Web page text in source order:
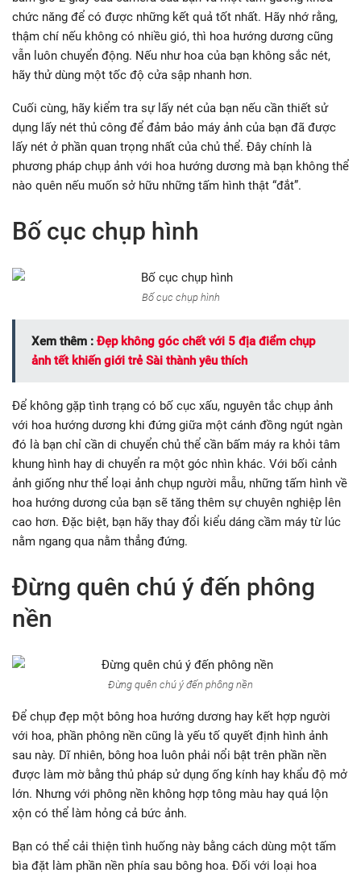
chức năng để có được những kết quả tốt nhất. Hãy nhớ rằng,
thậm chí nếu không có nhiều gió, thì hoa hướng dương cũng
vẫn luôn chuyển động. Nếu như hoa của bạn không sắc nét,
hãy thử dùng một tốc độ cửa sập nhanh hơn.
Cuối cùng, hãy kiểm tra sự lấy nét của bạn nếu cần thiết sử
dụng lấy nét thủ công để đảm bảo máy ảnh của bạn đã được
lấy nét ở phần quan trọng nhất của chủ thể. Đây chính là
phương pháp chụp ảnh với hoa hướng dương mà bạn không thể
nào quên nếu muốn sở hữu những tấm hình thật “đắt”.
Bố cục chụp hình
Bố cục chụp hình
Xem thêm : Đẹp không góc chết với 5 địa điểm chụp
ảnh tết khiến giới trẻ Sài thành yêu thích
Để không gặp tình trạng có bố cục xấu, nguyên tắc chụp ảnh
với hoa hướng dương khi đứng giữa một cánh đồng ngút ngàn
đó là bạn chỉ cần di chuyển chủ thể cần bấm máy ra khỏi tâm
khung hình hay di chuyển ra một góc nhìn khác. Với bối cảnh
ảnh giống như thể loại ảnh chụp người mẫu, những tấm hình về
hoa hướng dương của bạn sẽ tăng thêm sự chuyên nghiệp lên
cao hơn. Đặc biệt, bạn hãy thay đổi kiểu dáng cầm máy từ lúc
nằm ngang qua nằm thẳng đứng.
Đừng quên chú ý đến phông
nền
Đừng quên chú ý đến phông nền
Để chụp đẹp một bông hoa hướng dương hay kết hợp người
với hoa, phần phông nền cũng là yếu tố quyết định hình ảnh
sau này. Dĩ nhiên, bông hoa luôn phải nổi bật trên phần nền
được làm mờ bằng thủ pháp sử dụng ống kính hay khẩu độ mở
lớn. Nhưng với phông nền không hợp tông màu hay quá lộn
xộn có thể làm hỏng cả bức ảnh.
Bạn có thể cải thiện tình huống này bằng cách dùng một tấm
bìa đặt làm phần nền phía sau bông hoa. Đối với loại hoa